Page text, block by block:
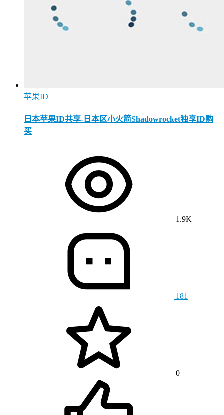
苹果ID
日本苹果ID共享-日本区小火箭Shadowrocket独享ID购
买
1.9K
181
0